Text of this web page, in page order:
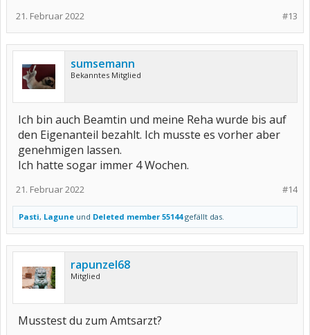
#13
21. Februar 2022
sumsemann
Bekanntes Mitglied
Ich bin auch Beamtin und meine Reha wurde bis auf
den Eigenanteil bezahlt. Ich musste es vorher aber
genehmigen lassen.
Ich hatte sogar immer 4 Wochen.
#14
21. Februar 2022
Pasti, Lagune und Deleted member 55144gefällt das.
rapunzel68
Mitglied
Musstest du zum Amtsarzt?